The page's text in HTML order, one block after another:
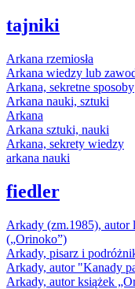
tajniki
Arkana rzemiosła
Arkana wiedzy lub
Arkana, sekretne sposoby
Arkana nauki, sztuki
Arkana
Arkana sztuki, nauki
Arkana, sekrety wiedzy
arkana nauki
fiedler
Arkady (zm.1985), autor
(„Orinoko”)
Arkady, pisarz i
Arkady, autor "Kanady
Arkady, autor książek